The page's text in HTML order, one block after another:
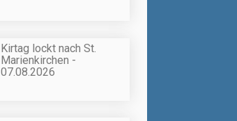
Kirtag lockt nach St.
Marienkirchen -
07.08.2026